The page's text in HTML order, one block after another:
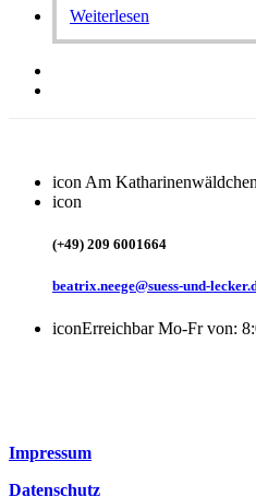
Weiterlesen
icon Am
icon
(+49) 209 6001664
beatrix.neege@suess-und-
iconErreichbar Mo-Fr von:
Impressum
Datenschutz